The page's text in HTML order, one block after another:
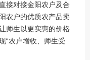
接对接金阳农户及合
农户的优质农产品卖
师生以更实惠的价格
“农户增收、师生受